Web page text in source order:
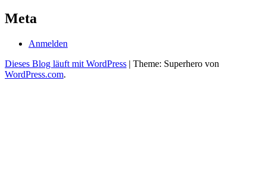
Meta
Anmelden
Dieses Blog läuft mit WordPress | Theme: Superhero von
WordPress.com.